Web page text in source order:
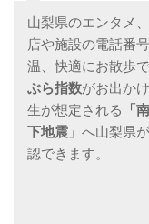
山梨県のエンタメ
店や施設の電話番
温、快適にお散歩
ぶら指数がお出か
生が想定される 「
下地震」 へ山梨県
認できます。